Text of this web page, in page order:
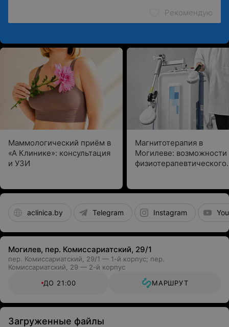
Рекомендую
Маммологический приём в
«А Клинике»: консультация
и УЗИ
Магнитотерапия в
Могилеве: возможности
физиотерапевтического
aclinica.by Telegram Instagram
Могилев, пер. Комиссариатский, 29/1
пер. Комиссариатский, 29/1 — 1-й корпус; пер.
Комиссариатский, 29 — 2-й корпус
ДО 21:00
МАРШРУТ
Загруженные файлы